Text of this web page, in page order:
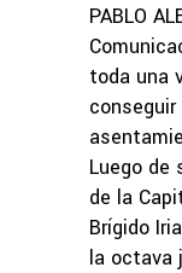
PABLO
toda una
Luego de
de la
Brígido
la octava